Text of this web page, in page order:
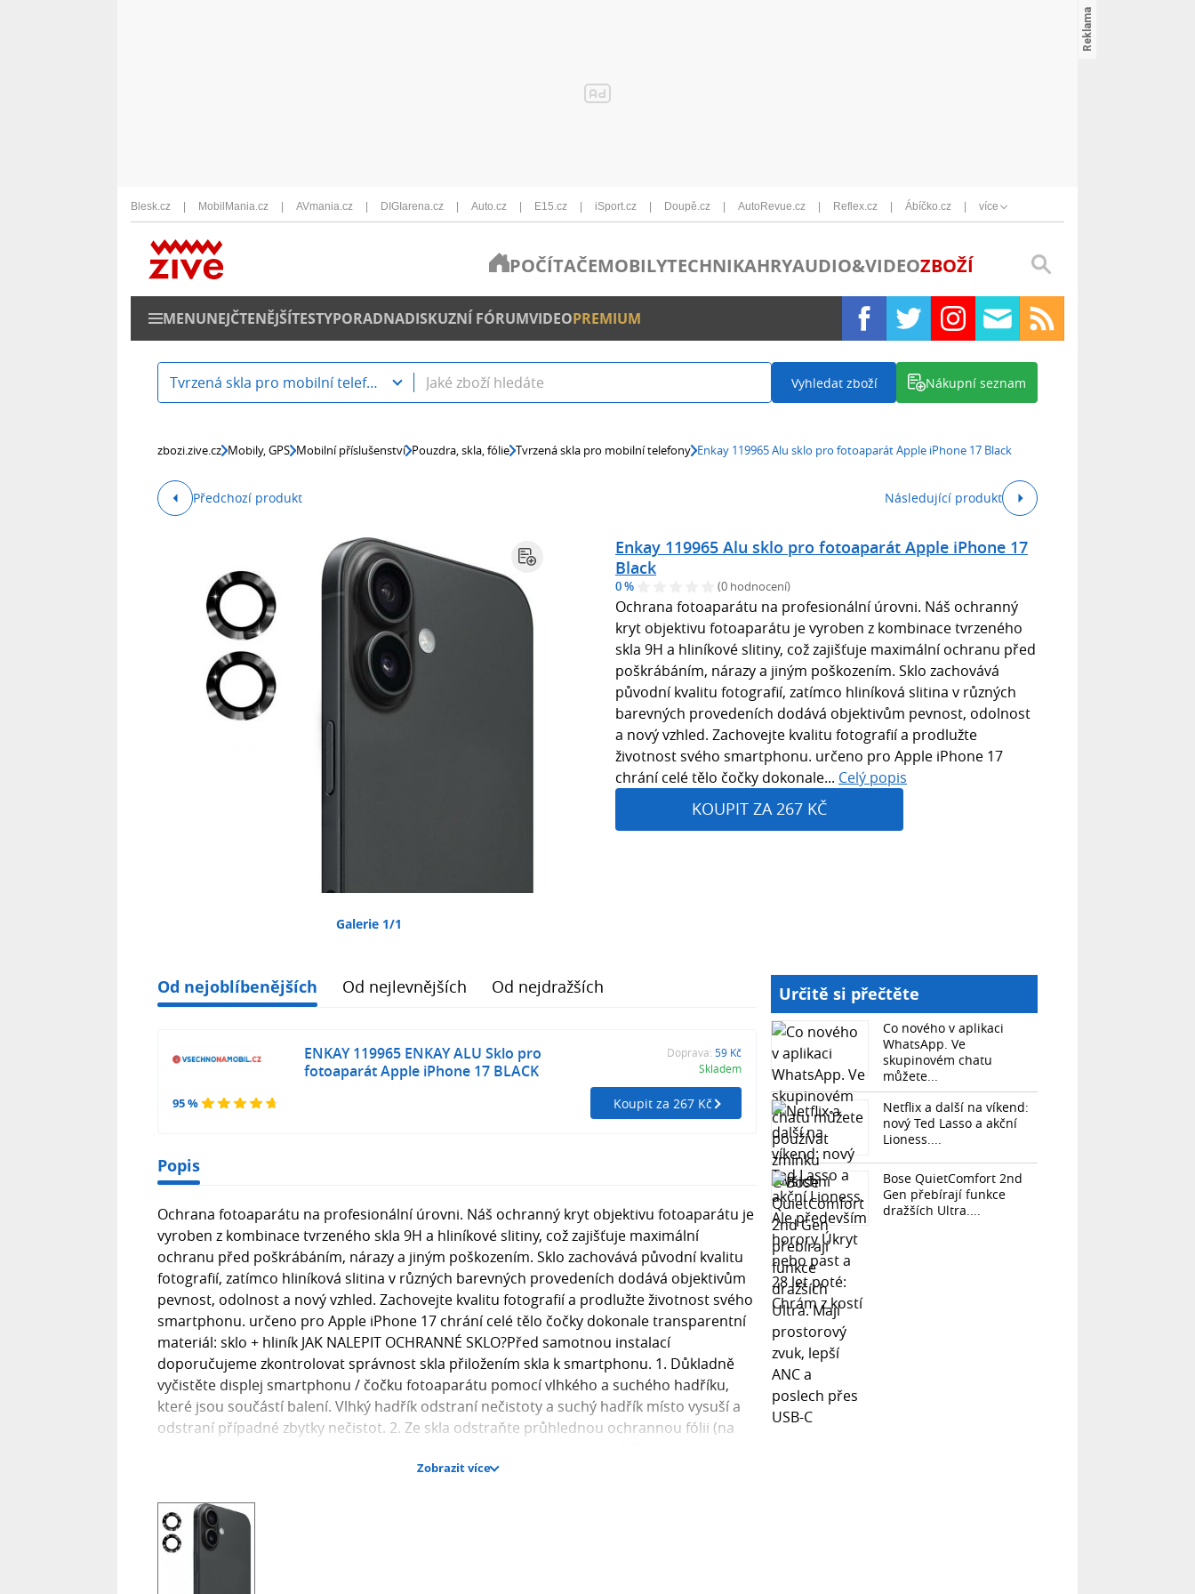
Blesk.cz MobilMania.cz AVmania.cz DIGIarena.cz Auto.cz E15.cz iSport.cz Doupě.cz AutoRevue.cz Reflex.cz Ábíčko.cz více
POČÍTAČEMOBILYTECHNIKAHRYAUDIO&VIDEOZBOŽÍ
MENUNEJČTENĚJŠÍTESTYPORADNADISKUZNÍ FÓRUMVIDEOPREMIUM
Tvrzená skla pro mobilní telefony Vyhledat zboží Nákupní seznam
zbozi.zive.cz Mobily, GPS Mobilní příslušenství Pouzdra, skla, fólie Tvrzená skla pro mobilní telefony Enkay 119965 Alu sklo pro fotoaparát Apple iPhone 17 Black
Předchozí produkt Následující produkt
Galerie 1/1
Enkay 119965 Alu sklo pro fotoaparát Apple iPhone 17
Black
0 % (0 hodnocení)
Ochrana fotoaparátu na profesionální úrovni. Náš ochranný
kryt objektivu fotoaparátu je vyroben z kombinace tvrzeného
skla 9H a hliníkové slitiny, což zajišťuje maximální ochranu před
poškrábáním, nárazy a jiným poškozením. Sklo zachovává
původní kvalitu fotografií, zatímco hliníková slitina v různých
barevných provedeních dodává objektivům pevnost, odolnost
a nový vzhled. Zachovejte kvalitu fotografií a prodlužte
životnost svého smartphonu. určeno pro Apple iPhone 17
chrání celé tělo čočky dokonale... Celý popis
KOUPIT ZA 267 KČ
Od nejoblíbenějších Od nejlevnějších Od nejdražších
95 %
ENKAY 119965 ENKAY ALU Sklo pro
fotoaparát Apple iPhone 17 BLACK
Doprava: 59 Kč
Skladem
Koupit za 267 Kč
Popis
Ochrana fotoaparátu na profesionální úrovni. Náš ochranný kryt objektivu fotoaparátu je
vyroben z kombinace tvrzeného skla 9H a hliníkové slitiny, což zajišťuje maximální
ochranu před poškrábáním, nárazy a jiným poškozením. Sklo zachovává původní kvalitu
fotografií, zatímco hliníková slitina v různých barevných provedeních dodává objektivům
pevnost, odolnost a nový vzhled. Zachovejte kvalitu fotografií a prodlužte životnost svého
smartphonu. určeno pro Apple iPhone 17 chrání celé tělo čočky dokonale transparentní
materiál: sklo + hliník JAK NALEPIT OCHRANNÉ SKLO?Před samotnou instalací
doporučujeme zkontrolovat správnost skla přiložením skla k smartphonu. 1. Důkladně
vyčistěte displej smartphonu / čočku fotoaparátu pomocí vlhkého a suchého hadříku,
které jsou součástí balení. Vlhký hadřík odstraní nečistoty a suchý hadřík místo vysuší a
odstraní případné zbytky nečistot. 2. Ze skla odstraňte průhlednou ochrannou fólii (na
přiložte, přejeďte prstem středem displeje a nechte sklo přilnout k smartphonu. 4. V
smartphonu.
Zobrazit více
Určitě si přečtěte
Co nového v aplikaci
WhatsApp. Ve
skupinovém chatu
můžete...
Netflix a další na víkend:
nový Ted Lasso a akční
Lioness....
Bose QuietComfort 2nd
Gen přebírají funkce
dražších Ultra....